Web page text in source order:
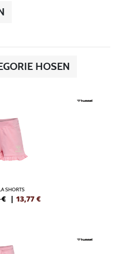
HOSEN
SHORTS
| 13,77 €